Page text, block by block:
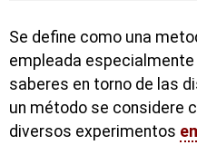
Se define como una
empleada especialmente
saberes en torno de las
un método se considere
diversos experimentos